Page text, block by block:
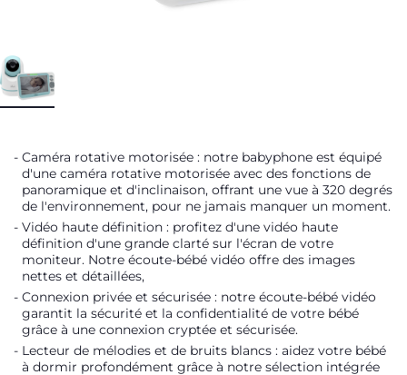
Caméra rotative motorisée : notre babyphone est équipé
d'une caméra rotative motorisée avec des fonctions de
panoramique et d'inclinaison, offrant une vue à 320 degrés
de l'environnement, pour ne jamais manquer un moment.
Vidéo haute définition : profitez d'une vidéo haute
définition d'une grande clarté sur l'écran de votre
moniteur. Notre écoute-bébé vidéo offre des images
nettes et détaillées,
Connexion privée et sécurisée : notre écoute-bébé vidéo
garantit la sécurité et la confidentialité de votre bébé
grâce à une connexion cryptée et sécurisée.
Lecteur de mélodies et de bruits blancs : aidez votre bébé
à dormir profondément grâce à notre sélection intégrée